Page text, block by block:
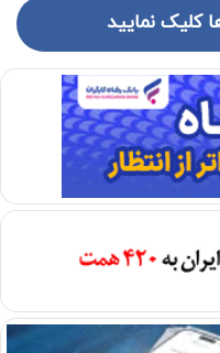
کلیک نمایید